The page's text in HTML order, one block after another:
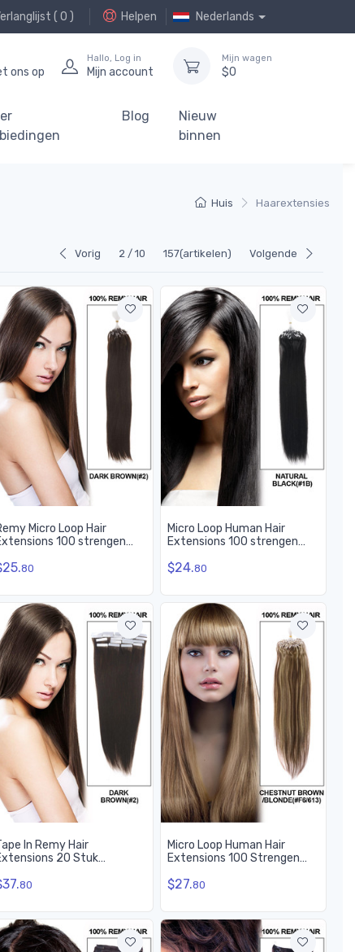
(0 ) Helpen Nederlands
ons op
Hallo, Log in
Mijn account
Mijn wagen
$0
Blog
Nieuw
binnen
Huis Haarextensies
Vorig 2 / 10 157(artikelen) Volgende
Micro Loop Hair
100 strengen
2)80
Micro Loop Human Hair
Extensions 100 strengen
zwart (#1B)
$24.80
In Remy Hair
20 Stuk
80
Micro Loop Human Hair
Extensions 100 Strengen
Kastanjebruin/Blond
$27.80